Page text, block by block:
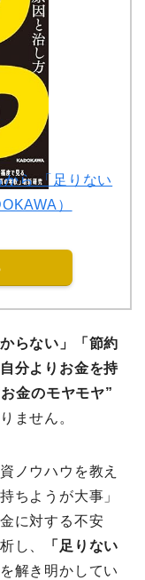
から 「足りない
）
らない」
「節約
自分よりお金を持
お金のモヤモヤ”
ません。
ノウハウを教え
ちようが大事」
に対する不安
し、
「足りない
を解き明かしてい